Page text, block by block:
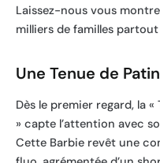
Laissez-nous vous
milliers de familles
Une Tenue de
Dès le premier regard, la
» capte l’attention avec
Cette Barbie revêt une